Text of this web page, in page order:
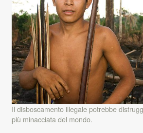
Il disboscamento illegale potrebbe
più minacciata del mondo.